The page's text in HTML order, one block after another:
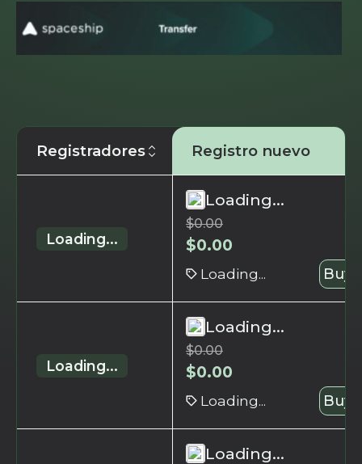
Registradores Registro nuevo
Loading...
Loading...
$0.00
$0.00
Loading... Buy
Loading...
Loading...
$0.00
$0.00
Loading... Buy
Loading...